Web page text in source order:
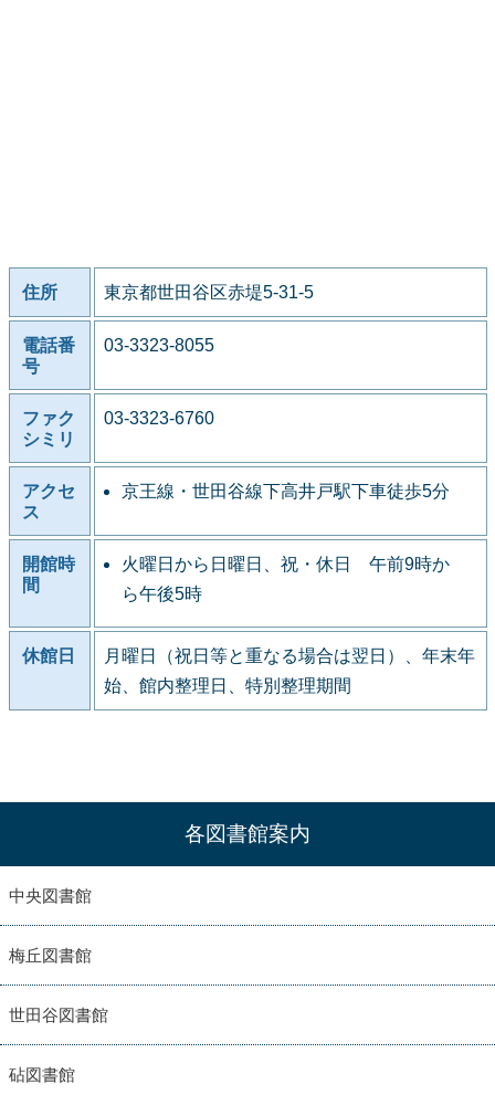
住所 東京都世田谷区赤堤5-31-5
電話番
号
03-3323-8055
ファク
シミリ
03-3323-6760
アクセ
ス
京王線・世田谷線下高井戸駅下車徒歩5分
開館時
間
火曜日から日曜日、祝・休日 午前9時か
ら午後5時
休館日
月曜日（祝日等と重なる場合は翌日）、年末年
始、館内整理日、特別整理期間
各図書館案内
中央図書館
梅丘図書館
世田谷図書館
砧図書館